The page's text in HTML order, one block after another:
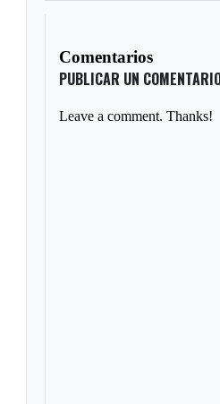
Comentarios
PUBLICAR UN
Leave a comment. Thanks!